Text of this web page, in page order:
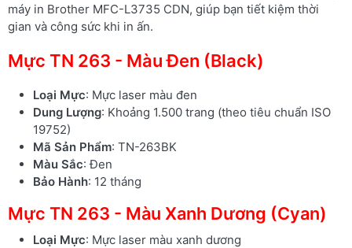
máy in Brother MFC-L3735 CDN, giúp bạn tiết kiệm thời
gian và công sức khi in ấn.
Mực TN 263 - Màu Đen (Black)
Loại Mực: Mực laser màu đen
Dung Lượng: Khoảng 1.500 trang (theo tiêu chuẩn ISO
19752)
Mã Sản Phẩm: TN-263BK
Màu Sắc: Đen
Bảo Hành: 12 tháng
Mực TN 263 - Màu Xanh Dương (Cyan)
Loại Mực: Mực laser màu xanh dương